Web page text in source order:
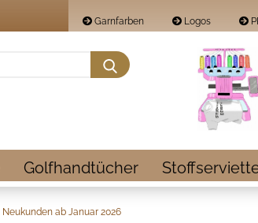
Garnfarben Logos
Suche...
Golfhandtücher
Neukunden ab Januar 2026